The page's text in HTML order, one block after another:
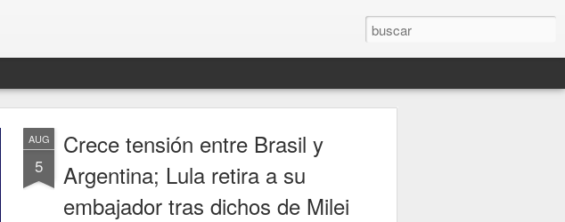
AUG
5
Crece tensión entre Brasil y
Argentina; Lula retira a su
embajador tras dichos de Milei